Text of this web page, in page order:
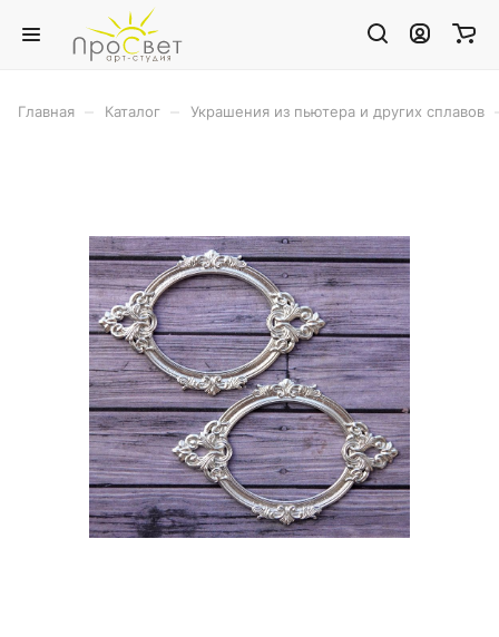
Главная Каталог Украшения из пьютера и других сплавов